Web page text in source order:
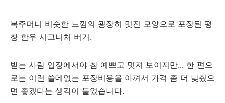
복주머니 비슷한 느낌의 굉장히 멋진 모양으로 포장된 평
창 한우 시그니처 버거.
받는 사람 입장에서야 참 예쁘고 멋져 보이지만... 한 편으
로는 이런 쓸데없는 포장비용을 아껴서 가격 좀 더 낮췄으
면 좋겠다는 생각이 들었습니다.